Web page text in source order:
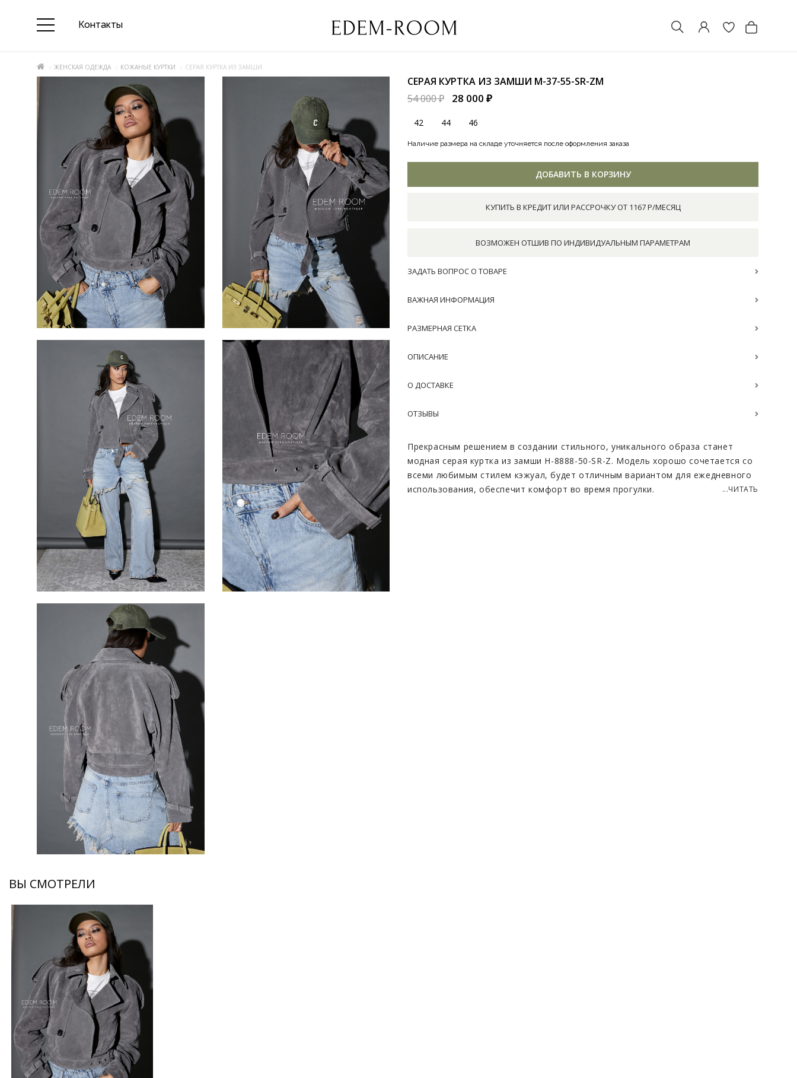
Контакты
ЖЕНСКАЯ ОДЕЖДА КОЖАНЫЕ КУРТКИ СЕРАЯ КУРТКА ИЗ ЗАМШИ
СЕРАЯ КУРТКА ИЗ ЗАМШИ M-37-55-SR-ZM
54 000 ₽
28 000 ₽
42 44 46
Наличие размера на складе уточняется после оформления заказа
ДОБАВИТЬ В КОРЗИНУ
КУПИТЬ В КРЕДИТ ИЛИ РАССРОЧКУ ОТ 1167 Р/МЕСЯЦ
ВОЗМОЖЕН ОТШИВ ПО ИНДИВИДУАЛЬНЫМ ПАРАМЕТРАМ
ЗАДАТЬ ВОПРОС О ТОВАРЕ
ВАЖНАЯ ИНФОРМАЦИЯ
РАЗМЕРНАЯ СЕТКА
ОПИСАНИЕ
О ДОСТАВКЕ
ОТЗЫВЫ
Прекрасным решением в создании стильного, уникального образа станет
модная серая куртка из замши H-8888-50-SR-Z. Модель хорошо сочетается со
всеми любимым стилем кэжуал, будет отличным вариантом для ежедневного
использования, обеспечит комфорт во время прогулки.
...ЧИТАТЬ
ВЫ СМОТРЕЛИ